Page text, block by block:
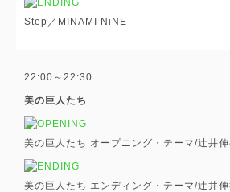
Step／MINAMI NiNE
22:00～22:30
美の巨人たち
美の巨人たち オープニング・テーマ/辻井
美の巨人たち エンディング・テーマ/辻井